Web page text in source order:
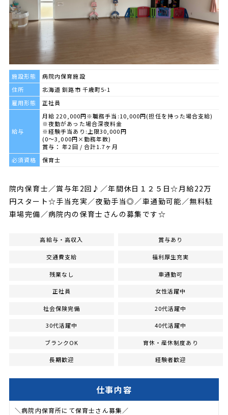
施設形態
病院内保育施設
住所
北海道 釧路市 千歳町5-1
雇用形態
正社員
給与
月給 220,000円※職務手当:10,000円(担任を持った場合支給)
※夜勤があった場合深夜料金
※経験手当あり:上限30,000円
(0〜3,000円×勤務年数)
賞与： 年2回 / 合計1.7ヶ月
必須資格
保育士
院内保育士／賞与年2回♪／年間休日１２５日☆月給22万
円スタート☆手当充実／夜勤手当◎／車通勤可能／無料駐
車場完備／病院内の保育士さんの募集です☆
高給与・高収入 賞与あり
交通費支給 福利厚生充実
残業なし 車通勤可
正社員 女性活躍中
社会保険完備 20代活躍中
30代活躍中 40代活躍中
ブランクOK 育休・産休制度あり
長期歓迎 経験者歓迎
仕事内容
＼病院内保育所にて保育士さん募集／